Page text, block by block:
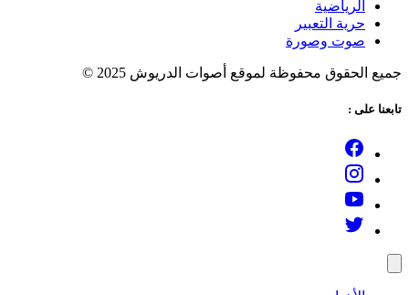
الرياضية
حرية التعبير
صوت وصورة
جميع الحقوق محفوظة لموقع أصوات الدريوش 2025 ©
تابعنا على :